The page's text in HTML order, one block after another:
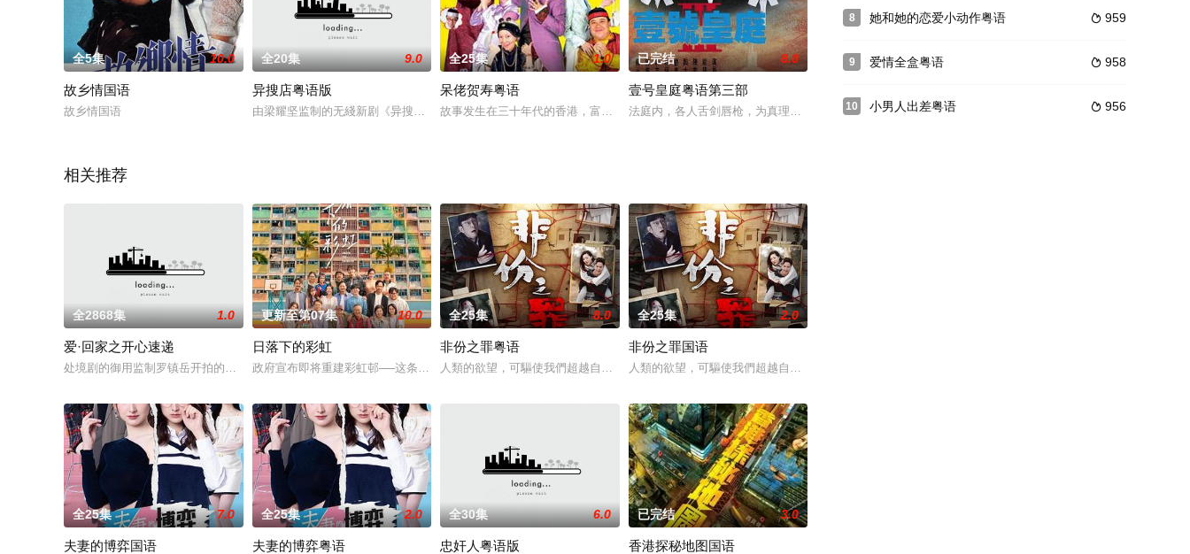
全5集 10.0
故乡情国语
故乡情国语
全20集 9.0
异搜店粤语版
由梁耀坚监制的无綫新剧《异搜店》，以3位年青演员陈晓华、何广沛、吴业坤担正主演，故事以
全25集 1.0
呆佬贺寿粤语
故事发生在三十年代的香港，富甲一方的贺家老太（谢雪心饰）年事已高，患上了老人痴呆症，经
已完结 8.0
壹号皇庭粤语第三部
法庭内，各人舌剑唇枪，为真理，为公正而进行抗辩；法庭外，各人面对种种感情考验，衍生段段
相关推荐
全2868集 1.0
爱·回家之开心速递
处境剧的御用监制罗镇岳开拍的处境剧，过往的处境剧都是以家庭为主，今次当然不例外啦。而故
更新至第07集 10.0
日落下的彩虹
政府宣布即将重建彩虹邨──这条超过60年的名牌屋邨，满载香港情怀，是几代人的成长与回忆
全25集 8.0
非份之罪粤语
人類的欲望，可驅使我們超越自我，然而，當欲望失控，過份貪圖金錢與權勢、追求不屬於自己的
全25集 2.0
非份之罪国语
人類的欲望，可驅使我們超越自我，然而，當欲望失控，過份貪圖金錢與權勢、追求不屬於自己的
全25集 7.0
夫妻的博弈国语
全25集 2.0
夫妻的博弈粤语
全30集 6.0
忠奸人粤语版
已完结 3.0
香港探秘地图国语
8  959
她和她的恋爱小动作粤语
9  958
爱情全盒粤语
10  956
小男人出差粤语